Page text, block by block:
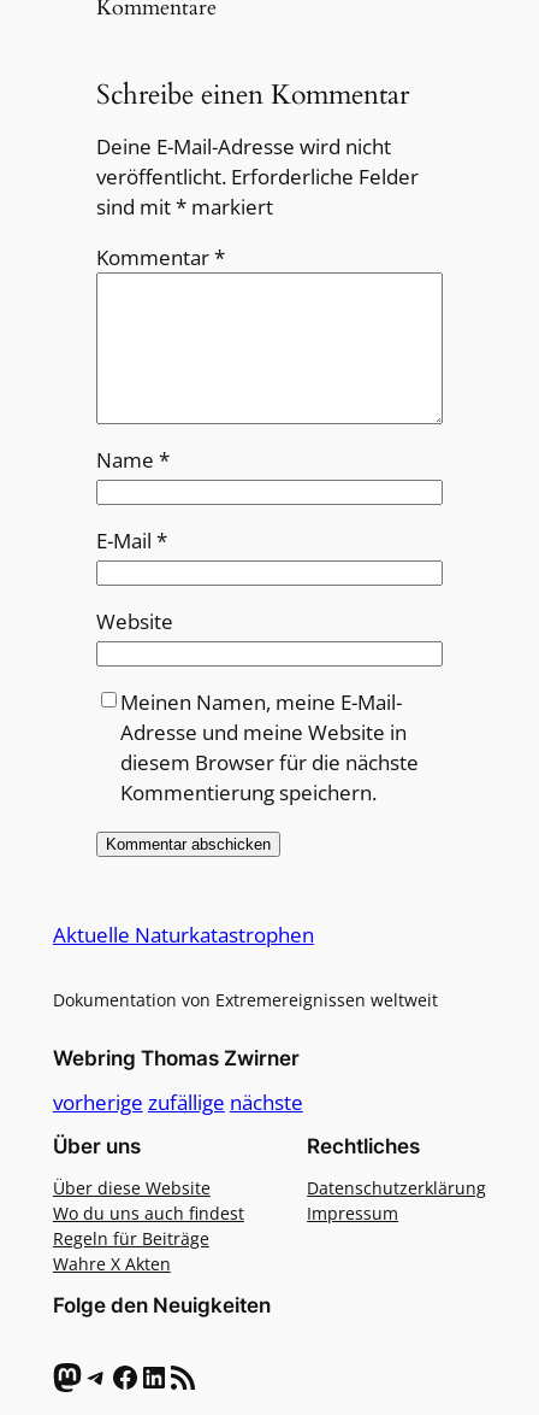
Kommentare
Schreibe einen Kommentar
Deine E-Mail-Adresse wird nicht
veröffentlicht. Erforderliche Felder
sind mit*markiert
Kommentar*
Name *
E-Mail *
Website
Meinen Namen, meine E-Mail-
Adresse und meine Website in
diesem Browser für die nächste
Kommentierung speichern.
Aktuelle Naturkatastrophen
Dokumentation von Extremereignissen weltweit
Webring Thomas Zwirner
vorherige zufällige nächste
Über uns
Über diese Website
Wo du uns auch findest
Regeln für Beiträge
Wahre X Akten
Rechtliches
Datenschutzerklärung
Impressum
Folge den Neuigkeiten
Mastodon Telegram Facebook LinkedIn RSS-Feed